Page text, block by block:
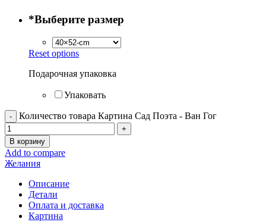
*Выберите размер
Reset options
Подарочная упаковка
Упаковать
Количество товара Картина Сад Поэта - Ван Гог
В корзину
Add to compare
Желания
Описание
Детали
Оплата и доставка
Картина